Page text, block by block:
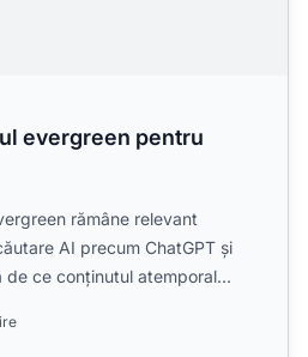
evergreen pentru
rămâne relevant
AI precum ChatGPT și
de ce conținutul atemporal